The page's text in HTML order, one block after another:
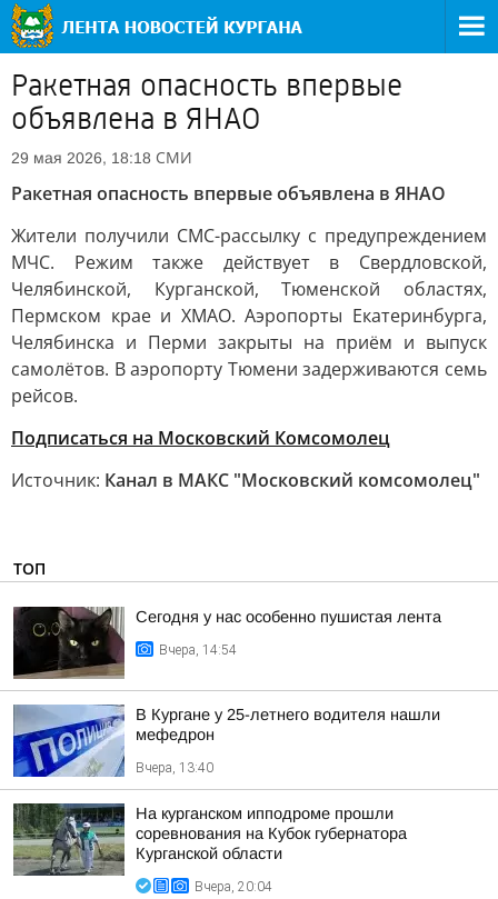
Ракетная опасность впервые
объявлена в ЯНАО
29 мая 2026, 18:18 СМИ
Ракетная опасность впервые объявлена в ЯНАО
Жители получили СМС-рассылку с предупреждением
МЧС. Режим также действует в Свердловской,
Челябинской, Курганской, Тюменской областях,
Пермском крае и ХМАО. Аэропорты Екатеринбурга,
Челябинска и Перми закрыты на приём и выпуск
самолётов. В аэропорту Тюмени задерживаются семь
рейсов.
Подписаться на Московский Комсомолец
Источник: Канал в МАКС "Московский комсомолец"
ТОП
Сегодня у нас особенно пушистая лента
Вчера, 14:54
В Кургане у 25-летнего водителя нашли
мефедрон
Вчера, 13:40
На курганском ипподроме прошли
соревнования на Кубок губернатора
Курганской области
Вчера, 20:04